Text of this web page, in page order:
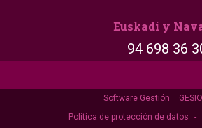
Euskadi y
94 698 36
Software Gestión
Política de protección de datos
-